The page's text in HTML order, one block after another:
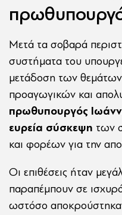
Μετά τα σοβαρά
συστήματα του
μετάδοση των
προαγωγικών και
πρωθυπουργός
ευρεία σύσκεψη των
και φορέων για την
Οι επιθέσεις ήταν
παραπέμπουν σε
ωστόσο